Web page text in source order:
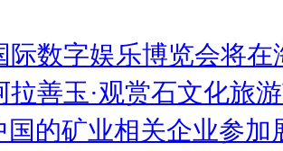
际数字娱乐博览会将在
拉善玉·观赏石文化旅
国的矿业相关企业参加